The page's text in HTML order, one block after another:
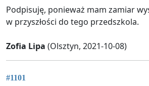
Podpisuję, ponieważ mam zamiar
w przyszłości do tego przedszkola.
Zofia Lipa (Olsztyn, 2021-10-08)
#1101